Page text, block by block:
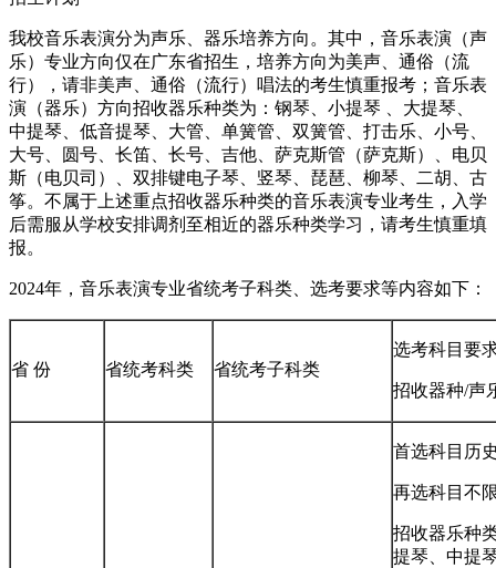
我校音乐表演分为声乐、器乐培养方向。其中，音乐表演（声
乐）专业方向仅在广东省招生，培养方向为美声、通俗（流
行），请非美声、通俗（流行）唱法的考生慎重报考；音乐表
演（器乐）方向招收器乐种类为：钢琴、小提琴 、大提琴、
中提琴、低音提琴、大管、单簧管、双簧管、打击乐、小号、
大号、圆号、长笛、长号、吉他、萨克斯管（萨克斯）、电贝
斯（电贝司）、双排键电子琴、竖琴、琵琶、柳琴、二胡、古
筝。不属于上述重点招收器乐种类的音乐表演专业考生，入学
后需服从学校安排调剂至相近的器乐种类学习，请考生慎重填
报。
2024年，音乐表演专业省统考子科类、选考要求等内容如下：
省 份 省统考科类 省统考子科类
选考科目要
招收器种/声
首选科目历
再选科目不
招收器乐种
提琴、中提